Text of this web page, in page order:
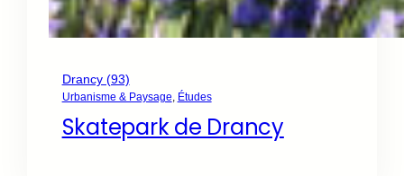
Drancy (93)
Urbanisme & Paysage, Études
Skatepark de Drancy